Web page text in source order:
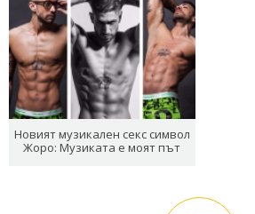
Новият музикален секс символ
Жоро: Музиката е моят път